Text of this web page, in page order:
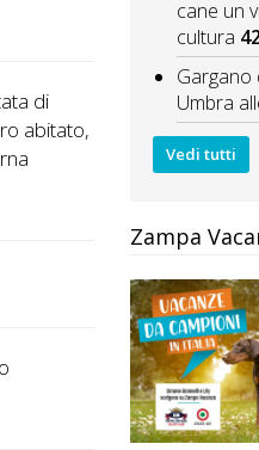
di
abitato,
cane un
cultura
Gargano
Umbra
Vedi tutti
Zampa